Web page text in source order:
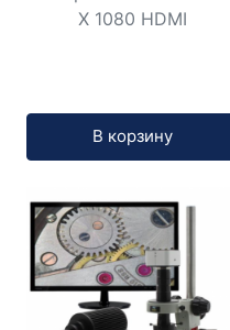
X 1080 HDMI
В корзину